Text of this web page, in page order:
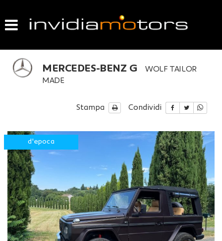
ACQUISTIAMO USATO
GARANZIA USATO
CONTATTI
MERCEDES-BENZ G
WOLF TAILOR
MADE
Stampa Condividi
d'epoca